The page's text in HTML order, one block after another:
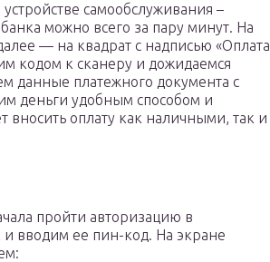
самообслуживания –
можно всего за пару минут. На
— на квадрат с надписью «Оплата
кодом к сканеру и дожидаемся
данные платежного документа с
деньги удобным способом и
оплату как наличными, так и
пройти авторизацию в
и вводим ее пин-код. На экране